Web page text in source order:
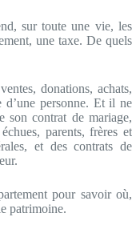
sur toute une vie, les
une taxe. De quels
donations, achats,
personne. Et il ne
son contrat de mariage,
parents, frères et
et des contrats de
pour savoir où,
patrimoine.